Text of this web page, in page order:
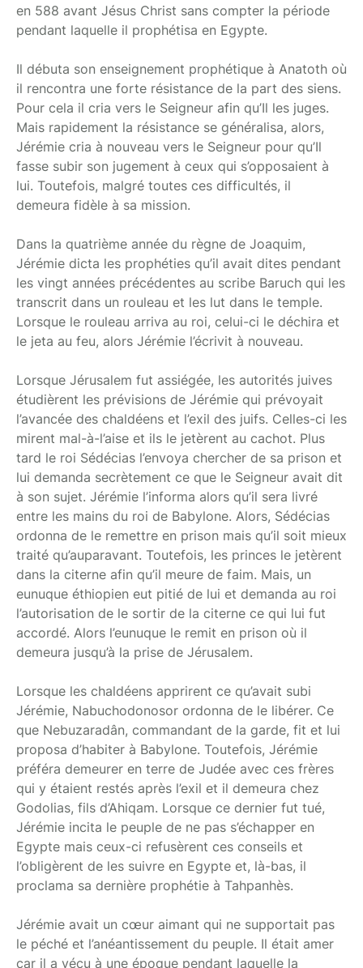
en 588 avant Jésus Christ sans compter la période
pendant laquelle il prophétisa en Egypte.
Il débuta son enseignement prophétique à Anatoth où
il rencontra une forte résistance de la part des siens.
Pour cela il cria vers le Seigneur afin qu’Il les juges.
Mais rapidement la résistance se généralisa, alors,
Jérémie cria à nouveau vers le Seigneur pour qu’Il
fasse subir son jugement à ceux qui s’opposaient à
lui. Toutefois, malgré toutes ces difficultés, il
demeura fidèle à sa mission.
Dans la quatrième année du règne de Joaquim,
Jérémie dicta les prophéties qu’il avait dites pendant
les vingt années précédentes au scribe Baruch qui les
transcrit dans un rouleau et les lut dans le temple.
Lorsque le rouleau arriva au roi, celui-ci le déchira et
le jeta au feu, alors Jérémie l’écrivit à nouveau.
Lorsque Jérusalem fut assiégée, les autorités juives
étudièrent les prévisions de Jérémie qui prévoyait
l’avancée des chaldéens et l’exil des juifs. Celles-ci les
mirent mal-à-l’aise et ils le jetèrent au cachot. Plus
tard le roi Sédécias l’envoya chercher de sa prison et
lui demanda secrètement ce que le Seigneur avait dit
à son sujet. Jérémie l’informa alors qu’il sera livré
entre les mains du roi de Babylone. Alors, Sédécias
ordonna de le remettre en prison mais qu’il soit mieux
traité qu’auparavant. Toutefois, les princes le jetèrent
dans la citerne afin qu’il meure de faim. Mais, un
eunuque éthiopien eut pitié de lui et demanda au roi
l’autorisation de le sortir de la citerne ce qui lui fut
accordé. Alors l’eunuque le remit en prison où il
demeura jusqu’à la prise de Jérusalem.
Lorsque les chaldéens apprirent ce qu’avait subi
Jérémie, Nabuchodonosor ordonna de le libérer. Ce
que Nebuzaradân, commandant de la garde, fit et lui
proposa d’habiter à Babylone. Toutefois, Jérémie
préféra demeurer en terre de Judée avec ces frères
qui y étaient restés après l’exil et il demeura chez
Godolias, fils d’Ahiqam. Lorsque ce dernier fut tué,
Jérémie incita le peuple de ne pas s’échapper en
Egypte mais ceux-ci refusèrent ces conseils et
l’obligèrent de les suivre en Egypte et, là-bas, il
proclama sa dernière prophétie à Tahpanhès.
Jérémie avait un cœur aimant qui ne supportait pas
le péché et l’anéantissement du peuple. Il était amer
car il a vécu à une époque pendant laquelle la